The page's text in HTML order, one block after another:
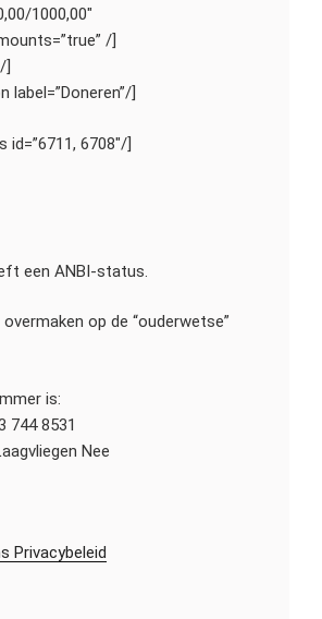
1000,00″
/]
]
id=”6711, 6708″/]
een ANBI-status.
op de “ouderwetse”
is:
744 8531
Nee
Privacybeleid